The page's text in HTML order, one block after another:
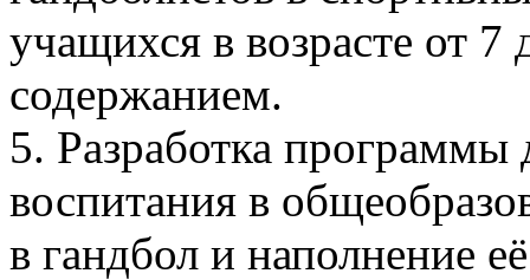
учащихся в возрасте от 7
содержанием.
5. Разработка программы
воспитания в
в гандбол и наполнение